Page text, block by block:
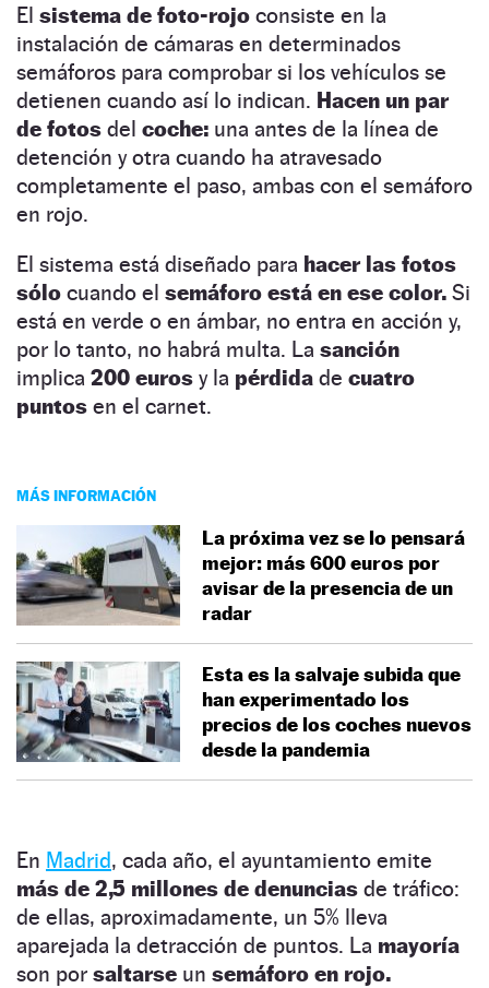
El sistema de foto-rojo consiste en la
instalación de cámaras en determinados
semáforos para comprobar si los vehículos se
detienen cuando así lo indican. Hacen un par
de fotos del coche: una antes de la línea de
detención y otra cuando ha atravesado
completamente el paso, ambas con el semáforo
en rojo.
El sistema está diseñado para hacer las fotos
sólo cuando el semáforo está en ese color. Si
está en verde o en ámbar, no entra en acción y,
por lo tanto, no habrá multa. La sanción
implica 200 euros y la pérdida de cuatro
puntos en el carnet.
MÁS INFORMACIÓN
La próxima vez se lo pensará
mejor: más 600 euros por
avisar de la presencia de un
radar
Esta es la salvaje subida que
han experimentado los
precios de los coches nuevos
desde la pandemia
En Madrid, cada año, el ayuntamiento emite
más de 2,5 millones de denuncias de tráfico:
de ellas, aproximadamente, un 5% lleva
aparejada la detracción de puntos. La mayoría
son por saltarse un semáforo en rojo.